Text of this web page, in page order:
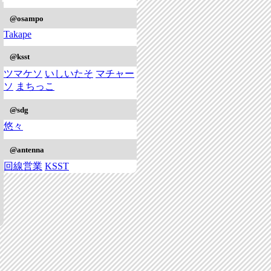
@osampo
Takape
@ksst
ツマケソ いしいたそ マチャー
ソ まちっこ
@sdg
悠々
@antenna
回線営業 KSST